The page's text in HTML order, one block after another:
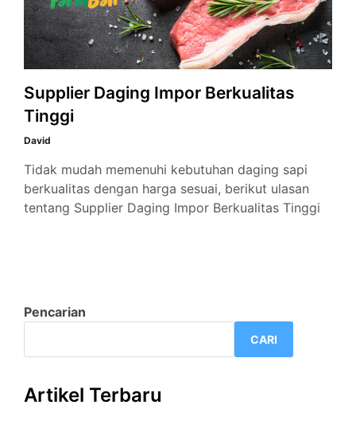
Supplier Daging Impor Berkualitas
Tinggi
David
Tidak mudah memenuhi kebutuhan daging sapi
berkualitas dengan harga sesuai, berikut ulasan
tentang Supplier Daging Impor Berkualitas Tinggi
Pencarian
CARI
Artikel Terbaru